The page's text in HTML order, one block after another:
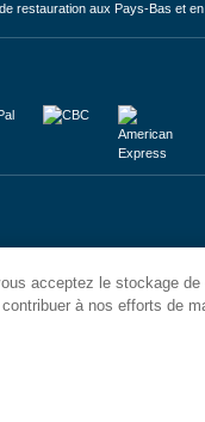
restauration aux Pays-Bas et
acceptez le stockage
à nos efforts de